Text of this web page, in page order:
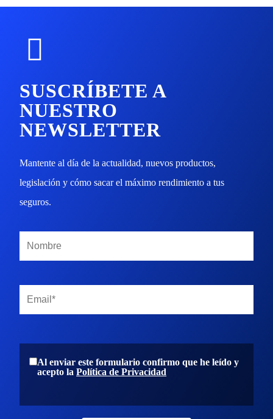
SUSCRÍBETE A
NUESTRO
NEWSLETTER
Mantente al día de la actualidad, nuevos productos,
legislación y cómo sacar el máximo rendimiento a tus
seguros.
Al enviar este formulario confirmo que he leído y
acepto laPolítica de Privacidad